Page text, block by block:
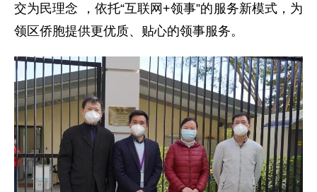
交为民理念 ，依托“互联网+领事”的服务新模式，为
领区侨胞提供更优质、贴心的领事服务。